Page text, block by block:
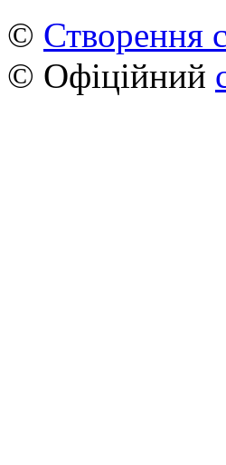
© Створення
© Офіційний